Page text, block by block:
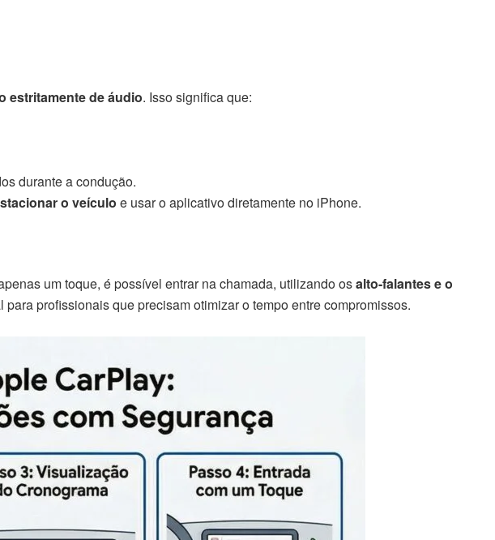
estritamente de áudio. Isso significa que:
durante a condução.
o veículo e usar o aplicativo diretamente no iPhone.
um toque, é possível entrar na chamada, utilizando osalto-falantes e o
profissionais que precisam otimizar o tempo entre compromissos.